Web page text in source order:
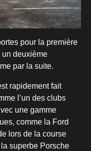
pour la première
un deuxième
par la suite.
rapidement fait
l’un des clubs
une gamme
comme la Ford
lors de la course
superbe Porsche